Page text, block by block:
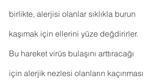
birlikte, alerjisi olanlar sıklıkla burun
kaşımak için ellerini yüze değdirirler.
Bu hareket virüs bulaşını arttıracağı
için alerjik nezlesi olanların kaçınması